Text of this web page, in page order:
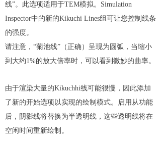
线”。此选项适用于TEM模拟。Simulation
Inspector中的新的Kikuchi Lines组可让您控制线条
的强度。
请注意，“菊池线”（正确）呈现为圆弧，当缩小
到大约1%的放大倍率时，可以看到微妙的曲率。
由于渲染大量的Kikuchhi线可能很慢，因此添加
了新的开始选项以实现的绘制模式。启用从功能
后，阴影线将替换为半透明线，这些透明线将在
空闲时间重新绘制。